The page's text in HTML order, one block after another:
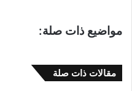
مواضيع ذات صلة:
مقالات ذات صلة